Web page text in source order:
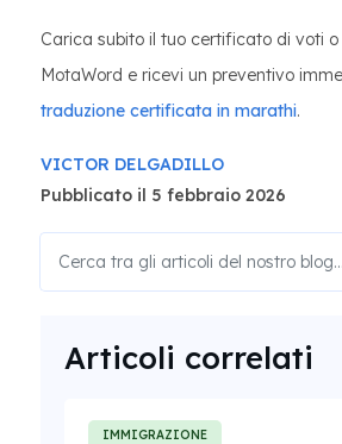
Carica subito il tuo certificato di voti o
MotaWord e ricevi un preventivo
traduzione certificata in marathi.
VICTOR DELGADILLO
Pubblicato il 5 febbraio 2026
Articoli correlati
IMMIGRAZIONE